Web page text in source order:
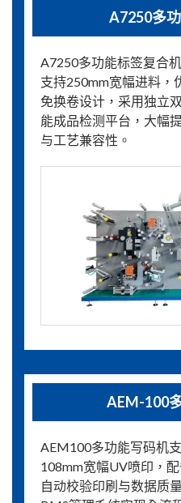
A7250多
A7250多功能标签复合
支持250mm宽幅进料，
免换卷设计，采用独立
能成品检测平台，大幅
与工艺兼容性。
AEM-100
AEM100多功能写码机
108mm宽幅UV喷印，
自动校验印刷与数据质